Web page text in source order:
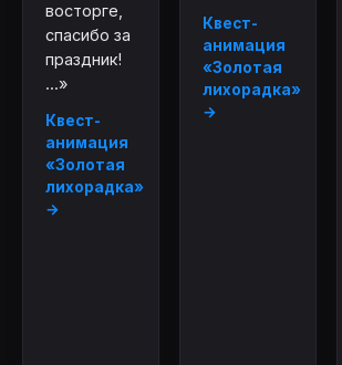
восторге,
спасибо за
праздник!
...»
Квест-
анимация
«Золотая
лихорадка»
→
Квест-
анимация
«Золотая
лихорадка»
→